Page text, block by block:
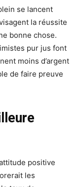
se lancent
la réussite
bonne chose.
pur jus font
moins d’argent
de faire preuve
positive
les